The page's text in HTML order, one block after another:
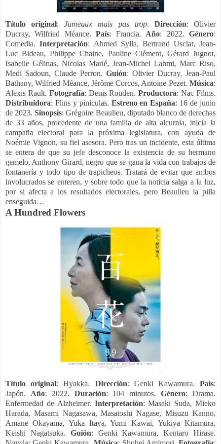
Título original:Jumeaux mais pas trop. Dirección: Olivier
Ducray, Wilfried Méance. País: Francia. Año: 2022.Género:
Comedia. Interpretación: Ahmed Sylla, Bertrand Usclat, Jean-
Luc Bideau, Philippe Chaine, Pauline Clément, Gérard Jugnot,
Isabelle Gélinas, Nicolas Marié, Jean-Michel Lahmi, Marc Riso,
Medi Sadoun, Claude Perron. Guión: Olivier Ducray, Jean-Paul
Bathany, Wilfried Méance, Jérôme Corcos, Antoine Pezet. Música:
Alexis Rault. Fotografía: Denis Rouden.Productora: Nac Films.
Distribuidora: Flins y pinículas. Estreno en España: 16 de junio
de 2023.Sinopsis: Grégoire Beaulieu, diputado blanco de derechas
de 33 años, procedente de una familia de alta alcurnia, inicia la
campaña electoral para la próxima legislatura, con ayuda de
Noémie Vignon, su fiel asesora. Pero tras un incidente, esta última
se entera de que su jefe desconoce la existencia de su hermano
gemelo, Anthony Girard, negro que se gana la vida con trabajos de
fontanería y todo tipo de trapicheos. Tratará de evitar que ambos
involucrados se enteren, y sobre todo que la noticia salga a la luz,
por si afecta a los resultados electorales, pero Beaulieu la pilla
enseguida…
A Hundred Flowers
Título original: Hyakka. Dirección: Genki Kawamura.País:
Japón. Año: 2022. Duración: 104 minutos.Género: Drama.
Enfermedad de Alzheimer. Interpretación: Masaki Suda, Mieko
Harada, Masami Nagasawa, Masatoshi Nagase, Misuzu Kanno,
Amane Okayama, Yuka Itaya, Yumi Kawai, Yukiya Kitamura,
Keishi Nagatsuka. Guión: Genki Kawamura, Kentaro Hirase.